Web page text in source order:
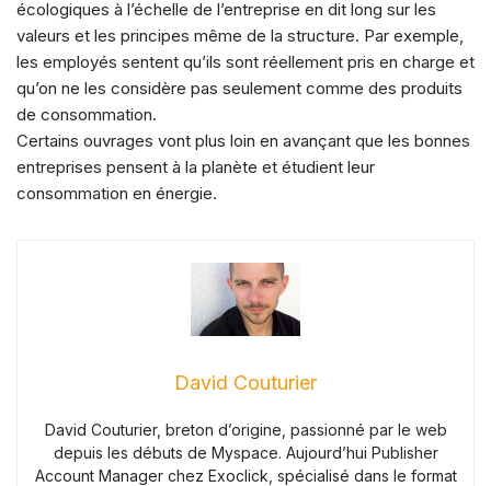
écologiques à l’échelle de l’entreprise en dit long sur les
valeurs et les principes même de la structure. Par exemple,
les employés sentent qu’ils sont réellement pris en charge et
qu’on ne les considère pas seulement comme des produits
de consommation.
Certains ouvrages vont plus loin en avançant que les bonnes
entreprises pensent à la planète et étudient leur
consommation en énergie.
David Couturier
David Couturier, breton d’origine, passionné par le web
depuis les débuts de Myspace. Aujourd’hui Publisher
Account Manager chez Exoclick, spécialisé dans le format